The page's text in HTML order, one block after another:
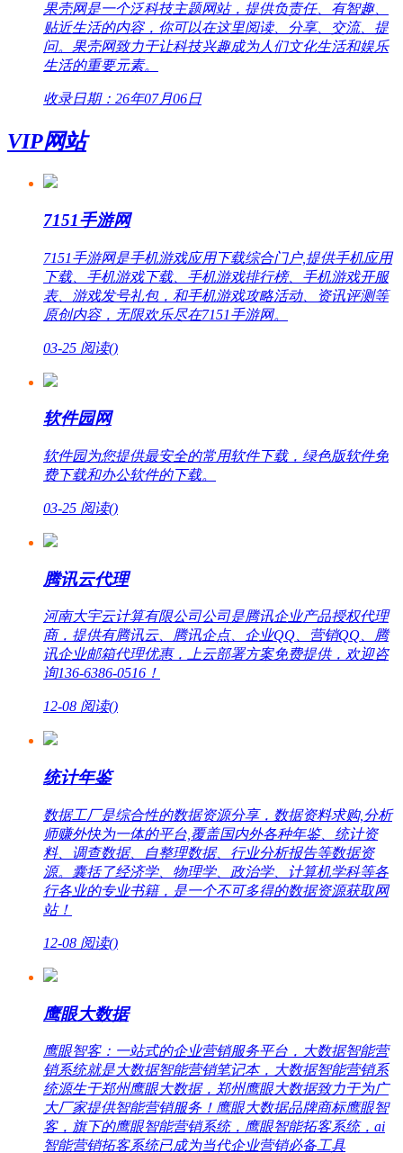
果壳网是一个泛科技主题网站，提供负责任、有智趣、
贴近生活的内容，你可以在这里阅读、分享、交流、提
问。果壳网致力于让科技兴趣成为人们文化生活和娱乐
生活的重要元素。
收录日期：26年07月06日
VIP网站
7151手游网
7151手游网是手机游戏应用下载综合门户,提供手机应用
下载、手机游戏下载、手机游戏排行榜、手机游戏开服
表、游戏发号礼包，和手机游戏攻略活动、资讯评测等
原创内容，无限欢乐尽在7151手游网。
03-25 阅读()
软件园网
软件园为您提供最安全的常用软件下载，绿色版软件免
费下载和办公软件的下载。
03-25 阅读()
腾讯云代理
河南大宇云计算有限公司公司是腾讯企业产品授权代理
商，提供有腾讯云、腾讯企点、企业QQ、营销QQ、腾
讯企业邮箱代理优惠，上云部署方案免费提供，欢迎咨
询136-6386-0516！
12-08 阅读()
统计年鉴
数据工厂是综合性的数据资源分享，数据资料求购,分析
师赚外快为一体的平台,覆盖国内外各种年鉴、统计资
料、调查数据、自整理数据、行业分析报告等数据资
源。囊括了经济学、物理学、政治学、计算机学科等各
行各业的专业书籍，是一个不可多得的数据资源获取网
站！
12-08 阅读()
鹰眼大数据
鹰眼智客：一站式的企业营销服务平台，大数据智能营
销系统就是大数据智能营销笔记本，大数据智能营销系
统源生于郑州鹰眼大数据，郑州鹰眼大数据致力于为广
大厂家提供智能营销服务！鹰眼大数据品牌商标鹰眼智
客，旗下的鹰眼智能营销系统，鹰眼智能拓客系统，ai
智能营销拓客系统已成为当代企业营销必备工具